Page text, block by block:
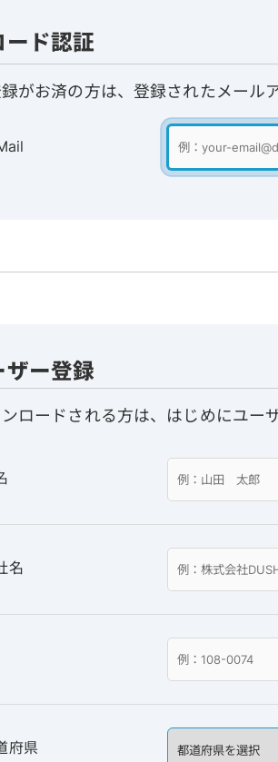
ード認証
がお済の方は、登録されたメール
ー登録
ロードされる方は、はじめにユー
名
府県